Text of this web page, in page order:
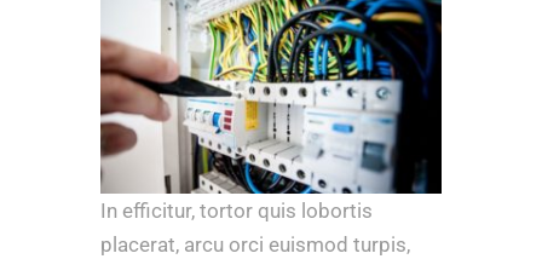
In efficitur, tortor quis lobortis
placerat, arcu orci euismod turpis,